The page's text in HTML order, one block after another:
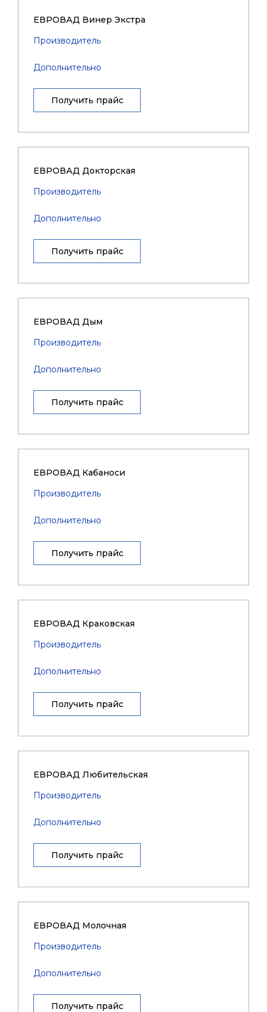
ЕВРОВАД Винер Экстра
Производитель
Дополнительно
Получить прайс
ЕВРОВАД Докторская
Производитель
Дополнительно
Получить прайс
ЕВРОВАД Дым
Производитель
Дополнительно
Получить прайс
ЕВРОВАД Кабаноси
Производитель
Дополнительно
Получить прайс
ЕВРОВАД Краковская
Производитель
Дополнительно
Получить прайс
ЕВРОВАД Любительская
Производитель
Дополнительно
Получить прайс
ЕВРОВАД Молочная
Производитель
Дополнительно
Получить прайс